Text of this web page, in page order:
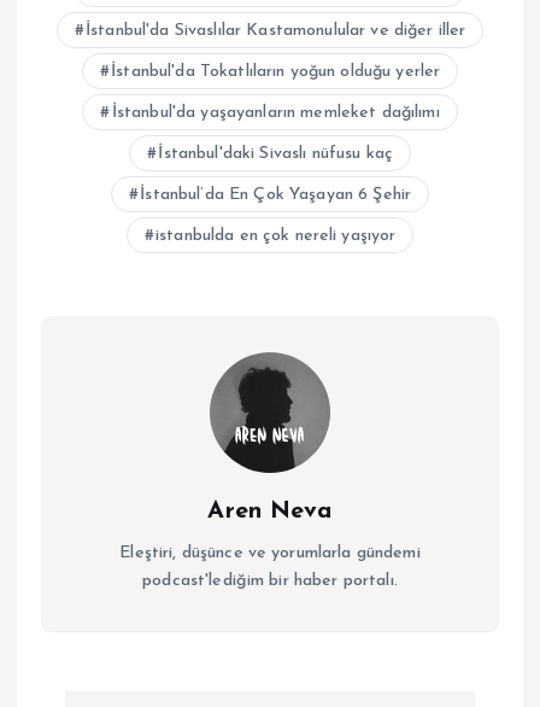
İstanbul'da Sivaslılar Kastamonulular ve diğer iller
İstanbul'da Tokatlıların yoğun olduğu yerler
İstanbul'da yaşayanların memleket dağılımı
İstanbul'daki Sivaslı nüfusu kaç
İstanbul’da En Çok Yaşayan 6 Şehir
istanbulda en çok nereli yaşıyor
Aren Neva
Eleştiri, düşünce ve yorumlarla gündemi
podcast'lediğim bir haber portalı.